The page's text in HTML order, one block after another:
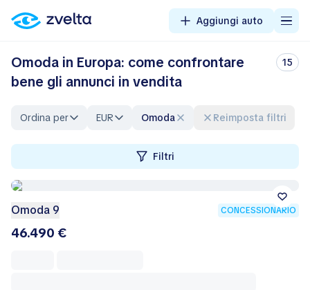
Aggiungi auto
Omoda in Europa: come confrontare
bene gli annunci in vendita
15
Ordina per EUR Omoda Reimposta filtri
Filtri
Omoda 9 CONCESSIONARIO
46.490 €